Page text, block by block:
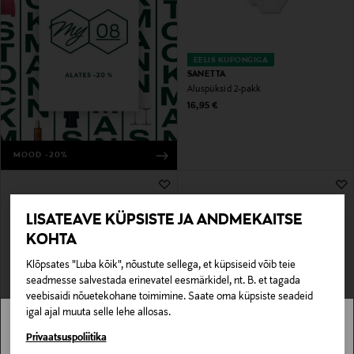
LISATEAVE KÜPSISTE JA ANDMEKAITSE
KOHTA
Klõpsates "Luba kõik", nõustute sellega, et küpsiseid võib teie
seadmesse salvestada erinevatel eesmärkidel, nt. B. et tagada
veebisaidi nõuetekohane toimimine. Saate oma küpsiste seadeid
igal ajal muuta selle lehe allosas.
Privaatsuspoliitika
MOOD -20%
EELIS KUPONGIGA
SANETTA
Aluspüksid 2-pakk
Original Price
16,95 €
LINDEX
Stockmann pole Sinu riigis saadaval.